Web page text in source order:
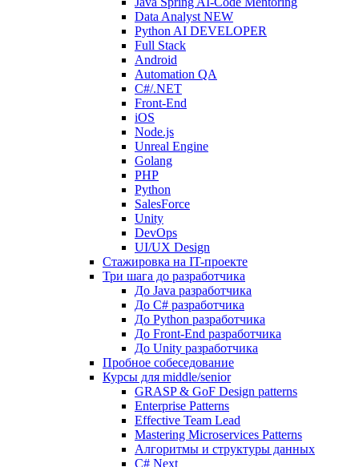
Data Analyst NEW
Python AI DEVELOPER
Full Stack
Android
Automation QA
C#/.NET
Front-End
iOS
Node.js
Unreal Engine
Golang
PHP
Python
SalesForce
Unity
DevOps
UI/UX Design
Стажировка на IT-проекте
Три шага до разработчика
До Java разработчика
До C# разработчика
До Python разработчика
До Front-End разработчика
До Unity разработчика
Пробное собеседование
Курсы для middle/senior
GRASP & GoF Design patterns
Enterprise Patterns
Effective Team Lead
Mastering Microservices Patterns
Алгоритмы и структуры данных
C# Next